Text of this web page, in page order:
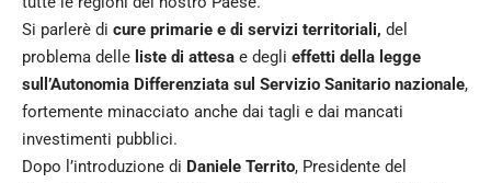
Si parlerè di cure primarie e di servizi territoriali, del
problema delle liste di attesa e degli effetti della legge
sull’Autonomia Differenziata sul Servizio Sanitario nazionale,
fortemente minacciato anche dai tagli e dai mancati
investimenti pubblici.
Dopo l’introduzione di Daniele Territo, Presidente del